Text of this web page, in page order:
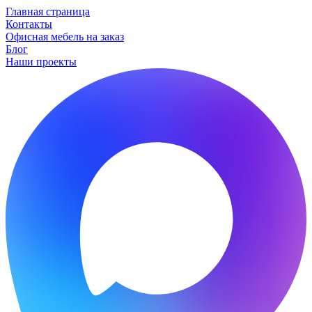
Главная страница
Контакты
Офисная мебель на заказ
Блог
Наши проекты